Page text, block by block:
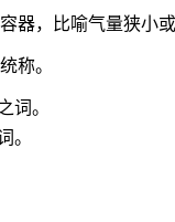
器，比喻气量狭小
称。
词。
。